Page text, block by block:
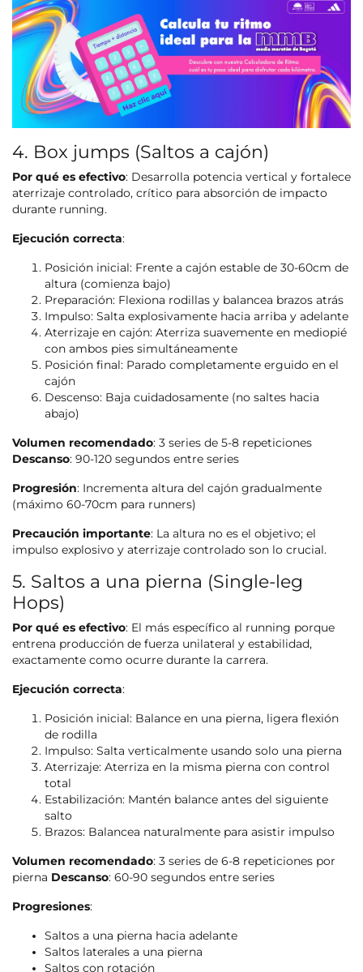
4. Box jumps (Saltos a cajón)
Por qué es efectivo: Desarrolla potencia vertical y fortalece
aterrizaje controlado, crítico para absorción de impacto
durante running.
Ejecución correcta:
Posición inicial: Frente a cajón estable de 30-60cm de
altura (comienza bajo)
Preparación: Flexiona rodillas y balancea brazos atrás
Impulso: Salta explosivamente hacia arriba y adelante
Aterrizaje en cajón: Aterriza suavemente en mediopié
con ambos pies simultáneamente
Posición final: Parado completamente erguido en el
cajón
Descenso: Baja cuidadosamente (no saltes hacia
abajo)
Volumen recomendado: 3 series de 5-8 repeticiones
Descanso: 90-120 segundos entre series
Progresión: Incrementa altura del cajón gradualmente
(máximo 60-70cm para runners)
Precaución importante: La altura no es el objetivo; el
impulso explosivo y aterrizaje controlado son lo crucial.
5. Saltos a una pierna (Single-leg
Hops)
Por qué es efectivo: El más específico al running porque
entrena producción de fuerza unilateral y estabilidad,
exactamente como ocurre durante la carrera.
Ejecución correcta:
Posición inicial: Balance en una pierna, ligera flexión
de rodilla
Impulso: Salta verticalmente usando solo una pierna
Aterrizaje: Aterriza en la misma pierna con control
total
Estabilización: Mantén balance antes del siguiente
salto
Brazos: Balancea naturalmente para asistir impulso
Volumen recomendado: 3 series de 6-8 repeticiones por
pierna Descanso: 60-90 segundos entre series
Progresiones:
Saltos a una pierna hacia adelante
Saltos laterales a una pierna
Saltos con rotación